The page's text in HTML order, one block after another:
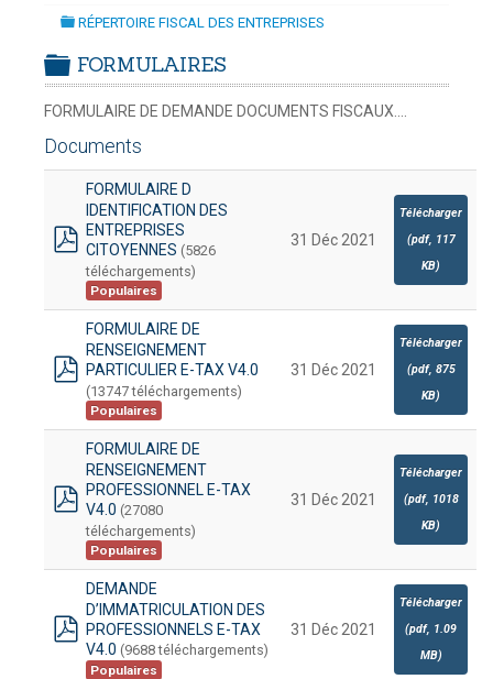
RÉPERTOIRE FISCAL DES ENTREPRISES
folder
FORMULAIRES
FORMULAIRE DE DEMANDE DOCUMENTS FISCAUX....
Documents
pdf
FORMULAIRE D
IDENTIFICATION DES
ENTREPRISES
CITOYENNES (5826
téléchargements)
Populaires
31 Déc 2021
Télécharger
(pdf, 117
KB)
pdf
FORMULAIRE DE
RENSEIGNEMENT
PARTICULIER E-TAX V4.0
(13747 téléchargements)
Populaires
31 Déc 2021
Télécharger
(pdf, 875
KB)
pdf
FORMULAIRE DE
RENSEIGNEMENT
PROFESSIONNEL E-TAX
V4.0 (27080
téléchargements)
Populaires
31 Déc 2021
Télécharger
(pdf, 1018
KB)
pdf
DEMANDE
D’IMMATRICULATION DES
PROFESSIONNELS E-TAX
V4.0 (9688 téléchargements)
Populaires
31 Déc 2021
Télécharger
(pdf, 1.09
MB)